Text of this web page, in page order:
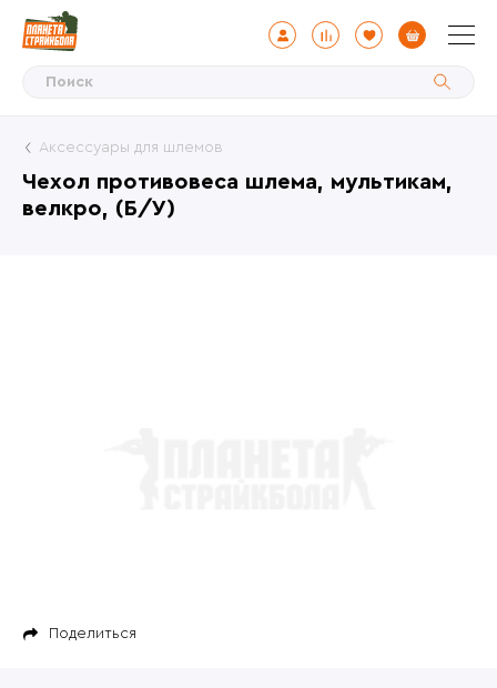
Чехол противовеса шлема, мультикам,
велкро, (Б/У)
Аксессуары для шлемов
Поделиться